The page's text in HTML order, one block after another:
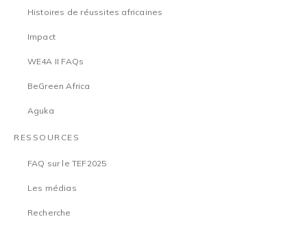
Histoires de réussites africaines
Impact
WE4A II FAQs
BeGreen Africa
Aguka
RESSOURCES
FAQ sur le TEF2025
Les médias
Recherche